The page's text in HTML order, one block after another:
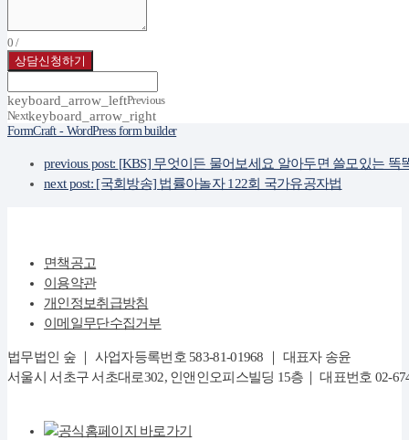
0 /
상담신청하기
keyboard_arrow_leftPrevious
Nextkeyboard_arrow_right
FormCraft - WordPress form builder
previous post: [KBS] 무엇이든 물어보세요 알아두면 쓸모있는 똑
next post: [국회방송] 법률아놀자 122회 국가유공자법
면책공고
이용약관
개인정보취급방침
이메일무단수집거부
법무법인 숲 ｜ 사업자등록번호 583-81-01968 ｜ 대표자 송윤
서울시 서초구 서초대로302, 인앤인오피스빌딩 15층｜ 대표번호 02-